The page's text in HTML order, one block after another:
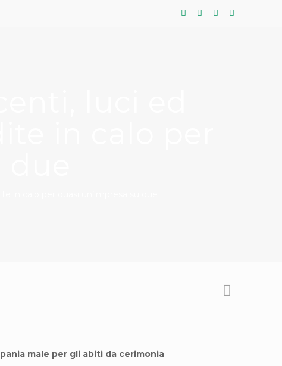
male per gli abiti da cerimonia